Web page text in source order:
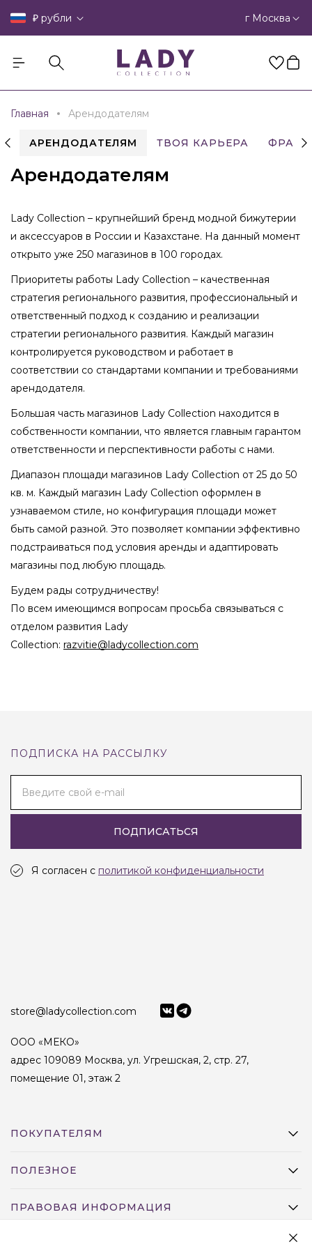
₽ рубли г Москва
Главная Арендодателям
АРЕНДОДАТЕЛЯМ ТВОЯ КАРЬЕРА
Арендодателям
Lady Collection – крупнейший бренд модной бижутерии
и аксессуаров в России и Казахстане. На данный момент
открыто уже 250 магазинов в 100 городах.
Приоритеты работы Lady Collection – качественная
стратегия регионального развития, профессиональный и
ответственный подход к созданию и реализации
стратегии регионального развития. Каждый магазин
контролируется руководством и работает в
соответствии со стандартами компании и требованиями
арендодателя.
Большая часть магазинов Lady Collection находится в
собственности компании, что является главным гарантом
ответственности и перспективности работы с нами.
Диапазон площади магазинов Lady Collection от 25 до 50
кв. м. Каждый магазин Lady Collection оформлен в
узнаваемом стиле, но конфигурация площади может
быть самой разной. Это позволяет компании эффективно
подстраиваться под условия аренды и адаптировать
магазины под любую площадь.
Будем рады сотрудничеству!
По всем имеющимся вопросам просьба связываться с
отделом развития Lady
Collection: razvitie@ladycollection.com
ПОДПИСКА НА РАССЫЛКУ
Введите свой e-mail
ПОДПИСАТЬСЯ
Я согласен с политикой конфиденциальности
store@ladycollection.com
ООО «МЕКО»
адрес 109089 Москва, ул. Угрешская, 2, стр. 27,
помещение 01, этаж 2
ПОКУПАТЕЛЯМ
ПОЛЕЗНОЕ
ПРАВОВАЯ ИНФОРМАЦИЯ